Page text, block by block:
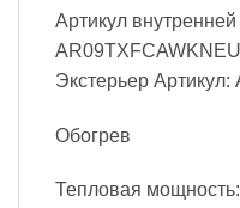
Артикул внутренней
AR09TXFCAWKNEU
Экстерьер
Обогрев
Тепловая